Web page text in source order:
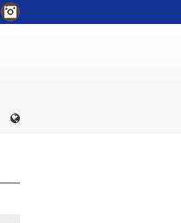
LinkedIn